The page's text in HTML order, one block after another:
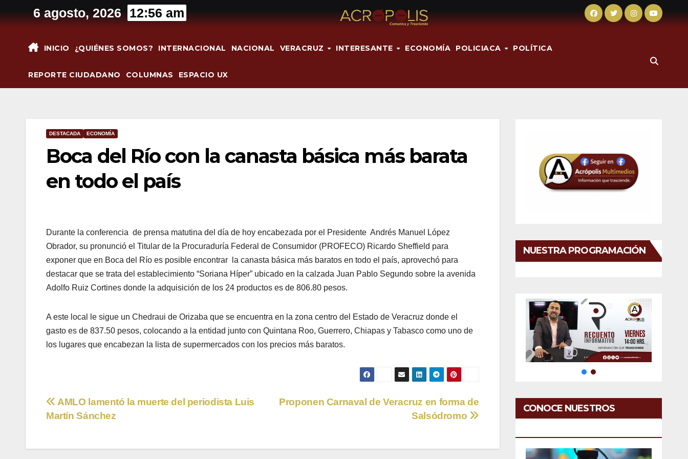
al
6 agosto, 2026 12:56 am
INICIO ¿QUIÉNES SOMOS? INTERNACIONAL NACIONAL VERACRUZ INTERESANTE ECONOMÍA POLICIACA POLÍTICA
REPORTE CIUDADANO COLUMNAS ESPACIO UX
DESTACADA ECONOMÍA
Boca del Río con la canasta básica más barata
en todo el país
Durante la conferencia de prensa matutina del día de hoy encabezada por el Presidente Andrés Manuel López
Obrador, su pronunció el Titular de la Procuraduría Federal de Consumidor (PROFECO) Ricardo Sheffield para
exponer que en Boca del Río es posible encontrar la canasta básica más baratos en todo el país, aprovechó para
destacar que se trata del establecimiento “Soriana Híper” ubicado en la calzada Juan Pablo Segundo sobre la avenida
Adolfo Ruiz Cortines donde la adquisición de los 24 productos es de 806.80 pesos.
A este local le sigue un Chedraui de Orizaba que se encuentra en la zona centro del Estado de Veracruz donde el
gasto es de 837.50 pesos, colocando a la entidad junto con Quintana Roo, Guerrero, Chiapas y Tabasco como uno de
los lugares que encabezan la lista de supermercados con los precios más baratos.
Navegación
entradas
Proponen Carnaval de Veracruz en forma de
Salsódromo
AMLO lamentó la muerte del periodista Luis
Martín Sánchez
NUESTRA PROGRAMACIÓN
CONOCE NUESTROS